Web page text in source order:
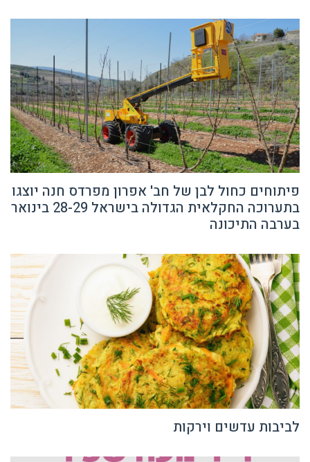
פיתוחים כחול לבן של חב' אפרון מפרדס חנה יוצגו
בתערוכה החקלאית הגדולה בישראל 28-29 בינואר
בערבה התיכונה
לביבות עדשים וירקות